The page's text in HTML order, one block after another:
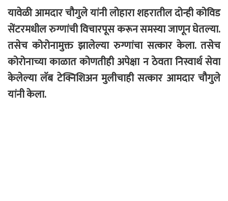
यावेळी आमदार चौगुले यांनी लोहारा शहरातील दोन्ही कोविड
सेंटरमधील रुग्णांची विचारपूस करून समस्या जाणून घेतल्या.
तसेच कोरोनामुक्त झालेल्या रुग्णांचा सत्कार केला. तसेच
कोरोनाच्या काळात कोणतीही अपेक्षा न ठेवता निस्वार्थ सेवा
केलेल्या लॅब टेक्निशिअन मुलीचाही सत्कार आमदार चौगुले
यांनी केला.